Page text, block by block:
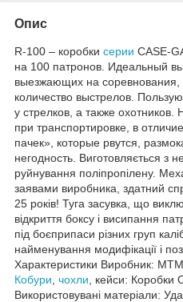
Опис
R-100 – коробки серии CASE-
на 100 патронов. Идеальный
выезжающих на соревнования,
количество выстрелов.
у стрелков, а также
при транспортировке, в
пачек», которые рвутся,
негодность. Виготовляється з
руйнування поліпропілену.
заявами виробника, здатний
25 років! Туга засувка, що
відкриття боксу і висипання
під боєприпаси різних груп
найменування модифікації і
Характеристики Виробник:
Кобури чохли , кейси:
Використовувані матеріали: